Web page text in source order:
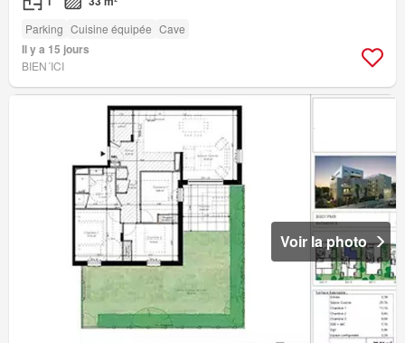
Parking Cuisine équipée Cave
Il y a 15 jours
BIEN´ICI
Voir la photo